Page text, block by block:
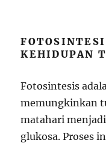
KEHIDUPAN
Fotosintesis
memungkinkan
matahari
glukosa. Proses